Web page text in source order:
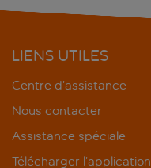
LIENS UTILES
Centre d’assistance
Nous contacter
Assistance spéciale
Télécharger l’application